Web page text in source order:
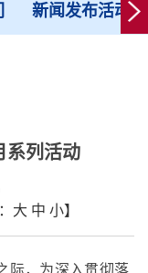
新闻发布活动
系列活动
大 中 小】
际，为深入贯彻落